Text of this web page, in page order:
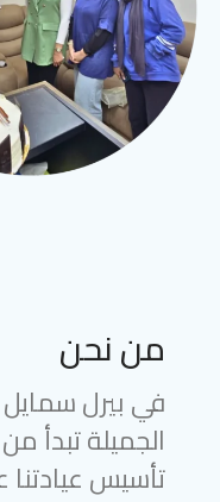
من نحن
في بيرل
الجميلة تبدأ